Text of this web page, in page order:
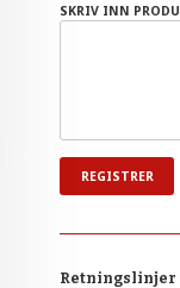
SKRIV INN